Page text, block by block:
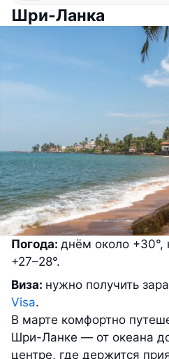
Шри-Ланка
Погода: днём около +30°,
+27–28°.
Виза: нужно получить
Visa.
В марте комфортно
Шри-Ланке — от океана
центре, где держится